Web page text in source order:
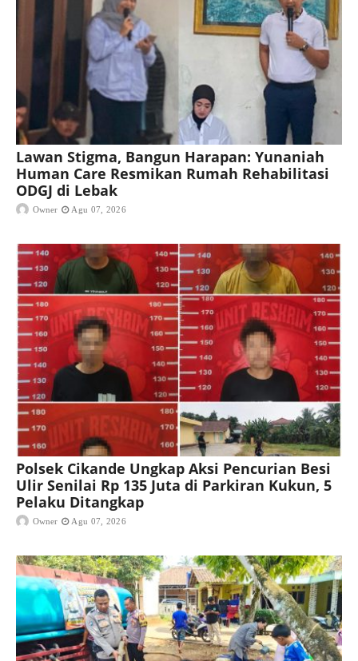
Lawan Stigma, Bangun Harapan: Yunaniah
Human Care Resmikan Rumah Rehabilitasi
ODGJ di Lebak
Owner Agu 07, 2026
Polsek Cikande Ungkap Aksi Pencurian Besi
Ulir Senilai Rp 135 Juta di Parkiran Kukun, 5
Pelaku Ditangkap
Owner Agu 07, 2026